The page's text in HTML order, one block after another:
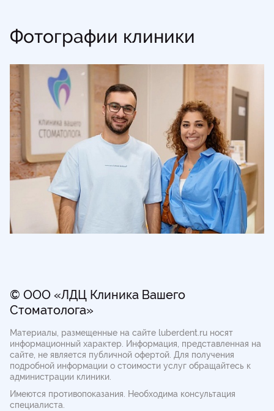
Фотографии клиники
© ООО «ЛДЦ Клиника Вашего
Стоматолога»
Материалы, размещенные на сайте luberdent.ru носят
информационный характер. Информация, представленная на
сайте, не является публичной офертой. Для получения
подробной информации о стоимости услуг обращайтесь к
администрации клиники.
Имеются противопоказания. Необходима консультация
специалиста.